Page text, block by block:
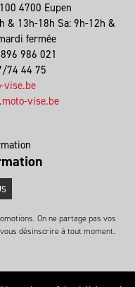
4700 Eupen
& 13h-18h Sa: 9h-12h &
fermée
986 021
74 44 75
vise.be
vise.be
On ne partage pas vos
désinscrire à tout moment.